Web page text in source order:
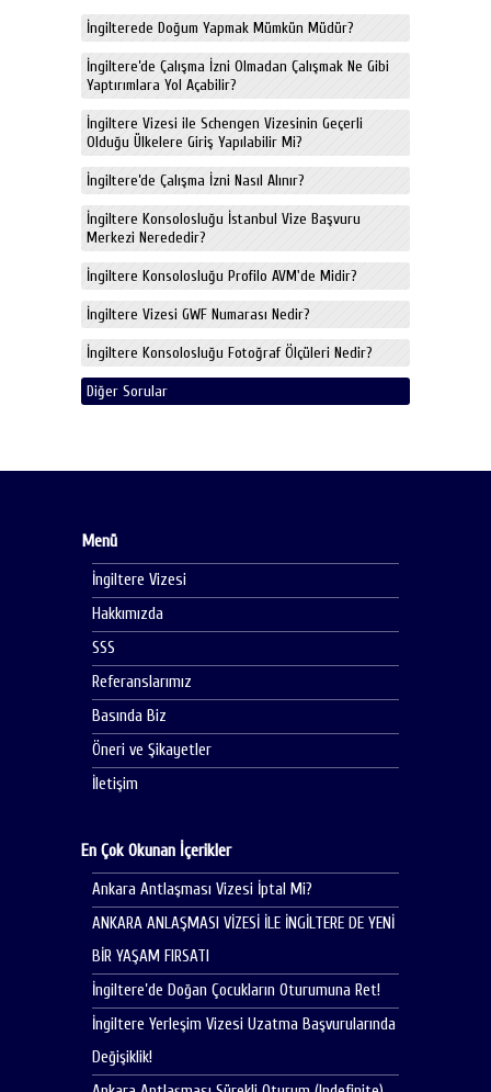
İngilterede Doğum Yapmak Mümkün Müdür?
İngiltere’de Çalışma İzni Olmadan Çalışmak Ne Gibi
Yaptırımlara Yol Açabilir?
İngiltere Vizesi ile Schengen Vizesinin Geçerli
Olduğu Ülkelere Giriş Yapılabilir Mi?
İngiltere’de Çalışma İzni Nasıl Alınır?
İngiltere Konsolosluğu İstanbul Vize Başvuru
Merkezi Nerededir?
İngiltere Konsolosluğu Profilo AVM'de Midir?
İngiltere Vizesi GWF Numarası Nedir?
İngiltere Konsolosluğu Fotoğraf Ölçüleri Nedir?
Diğer Sorular
Menü
İngiltere Vizesi
Hakkımızda
SSS
Referanslarımız
Basında Biz
Öneri ve Şikayetler
İletişim
En Çok Okunan İçerikler
Ankara Antlaşması Vizesi İptal Mi?
ANKARA ANLAŞMASI VİZESİ İLE İNGİLTERE DE YENİ
BİR YAŞAM FIRSATI
İngiltere’de Doğan Çocukların Oturumuna Ret!
İngiltere Yerleşim Vizesi Uzatma Başvurularında
Değişiklik!